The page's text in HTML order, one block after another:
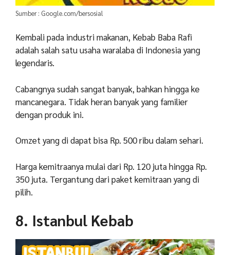
Sumber : Google.com/bersosial
Kembali pada industri makanan, Kebab Baba Rafi
adalah salah satu usaha waralaba di Indonesia yang
legendaris.
Cabangnya sudah sangat banyak, bahkan hingga ke
mancanegara. Tidak heran banyak yang familier
dengan produk ini.
Omzet yang di dapat bisa Rp. 500 ribu dalam sehari.
Harga kemitraanya mulai dari Rp. 120 juta hingga Rp.
350 juta. Tergantung dari paket kemitraan yang di
pilih.
8. Istanbul Kebab